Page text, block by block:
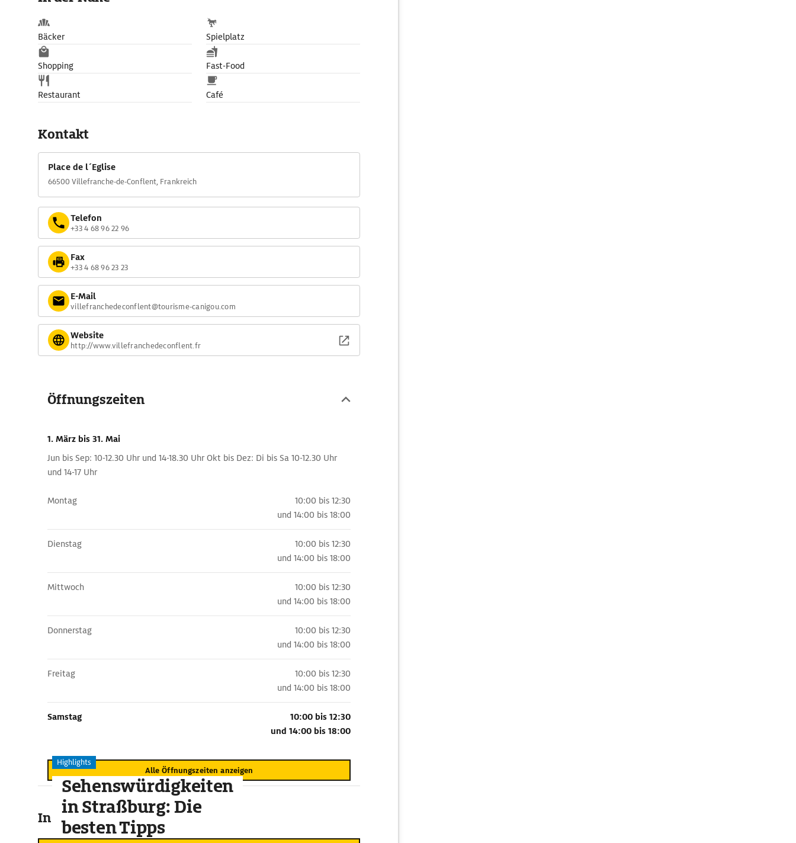
Bäcker Spielplatz
Shopping Fast-Food
Restaurant Café
Kontakt
Place de l´Eglise
66500 Villefranche-de-Conflent, Frankreich
Telefon
+33 4 68 96 22 96
Fax
+33 4 68 96 23 23
E-Mail
villefranchedeconflent@tourisme-canigou.com
Website
http://www.villefranchedeconflent.fr
Öffnungszeiten
1. März bis 31. Mai
Jun bis Sep: 10-12.30 Uhr und 14-18.30 Uhr Okt bis Dez: Di bis Sa 10-12.30 Uhr
und 14-17 Uhr
Montag
10:00 bis 12:30
und 14:00 bis 18:00
Dienstag
10:00 bis 12:30
und 14:00 bis 18:00
Mittwoch
10:00 bis 12:30
und 14:00 bis 18:00
Donnerstag
10:00 bis 12:30
und 14:00 bis 18:00
Freitag
10:00 bis 12:30
und 14:00 bis 18:00
Samstag
10:00 bis 12:30
und 14:00 bis 18:00
Alle Öffnungszeiten anzeigen
In der Umgebung
Highlights
Sehenswürdigkeiten
in Straßburg: Die
besten Tipps